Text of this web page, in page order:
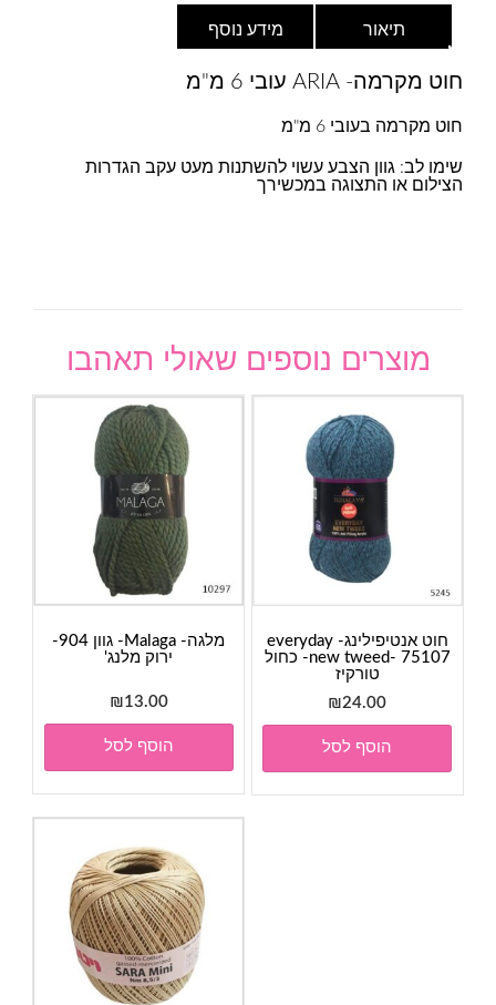
תיאור מידע נוסף
חוט מקרמה- ARIA עובי 6 מ"מ
חוט מקרמה בעובי 6 מ"מ
שימו לב: גוון הצבע עשוי להשתנות מעט עקב הגדרות
הצילום או התצוגה במכשירך
מוצרים נוספים שאולי תאהבו
חוט אנטיפילינג- everyday
new tweed- 75107- כחול
טורקיז
₪24.00
הוסף לסל
מלגה- Malaga- גוון 904-
ירוק מלנג'
₪13.00
הוסף לסל